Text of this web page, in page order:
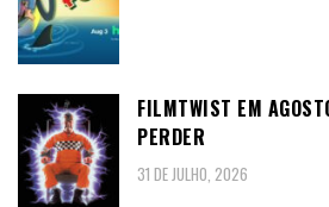
FILMTWIST EM
PERDER
31 DE JULHO, 2026